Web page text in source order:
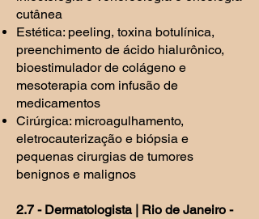
cutânea
Estética: peeling, toxina botulínica,
preenchimento de ácido hialurônico,
bioestimulador de colágeno e
mesoterapia com infusão de
medicamentos
Cirúrgica: microagulhamento,
eletrocauterização e biópsia e
pequenas cirurgias de tumores
benignos e malignos
2.7 - Dermatologista | Rio de Janeiro -